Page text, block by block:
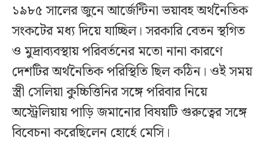
১৯৮৫ সালের জুনে আর্জেন্টিনা ভয়াবহ অর্থনৈতিক
সংকটের মধ্য দিয়ে যাচ্ছিল। সরকারি বেতন স্থগিত
ও মুদ্রাব্যবস্থায় পরিবর্তনের মতো নানা কারণে
দেশটির অর্থনৈতিক পরিস্থিতি ছিল কঠিন। ওই সময়
স্ত্রী সেলিয়া কুচ্চিত্তিনির সঙ্গে পরিবার নিয়ে
অস্ট্রেলিয়ায় পাড়ি জমানোর বিষয়টি গুরুত্বের সঙ্গে
বিবেচনা করেছিলেন হোর্হে মেসি।